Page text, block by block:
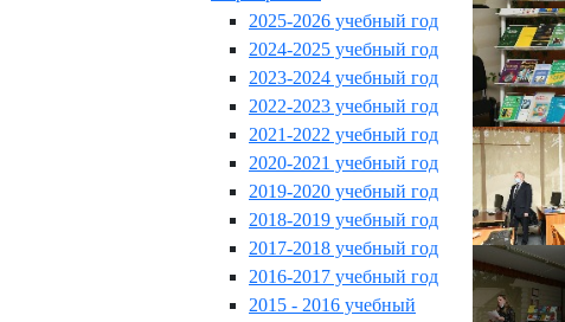
2025-2026 учебный год
2024-2025 учебный год
2023-2024 учебный год
2022-2023 учебный год
2021-2022 учебный год
2020-2021 учебный год
2019-2020 учебный год
2018-2019 учебный год
2017-2018 учебный год
2016-2017 учебный год
2015 - 2016 учебный